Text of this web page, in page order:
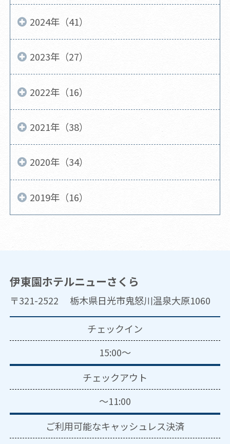
2024年（41）
2023年（27）
2022年（16）
2021年（38）
2020年（34）
2019年（16）
伊東園ホテルニューさくら
〒321-2522 栃木県日光市鬼怒川温泉大原1060
チェックイン
15:00～
チェックアウト
～11:00
ご利用可能なキャッシュレス決済